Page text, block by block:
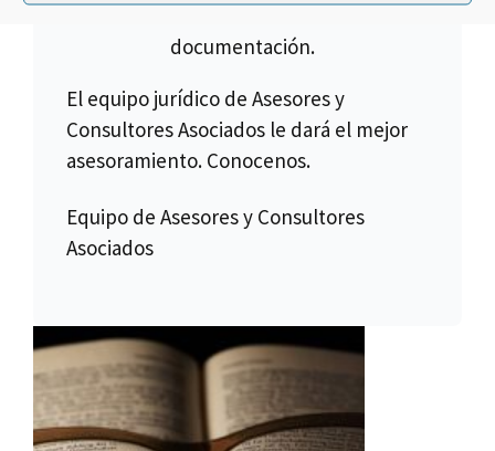
documentación.
El equipo jurídico de Asesores y
Consultores Asociados le dará el mejor
asesoramiento. Conocenos.
Equipo de Asesores y Consultores
Asociados